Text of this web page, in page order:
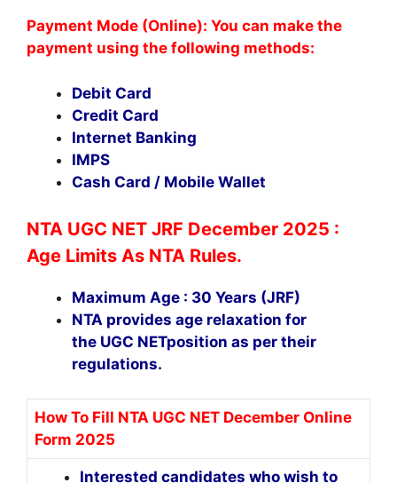
Payment Mode (Online): You can make the
payment using the following methods:
Debit Card
Credit Card
Internet Banking
IMPS
Cash Card / Mobile Wallet
NTA UGC NET JRF December 2025 :
Age Limits As NTA Rules.
Maximum Age : 30 Years (JRF)
NTA provides age relaxation for
the UGC NETposition as per their
regulations.
How To Fill NTA UGC NET December Online
Form 2025
Interested candidates who wish to